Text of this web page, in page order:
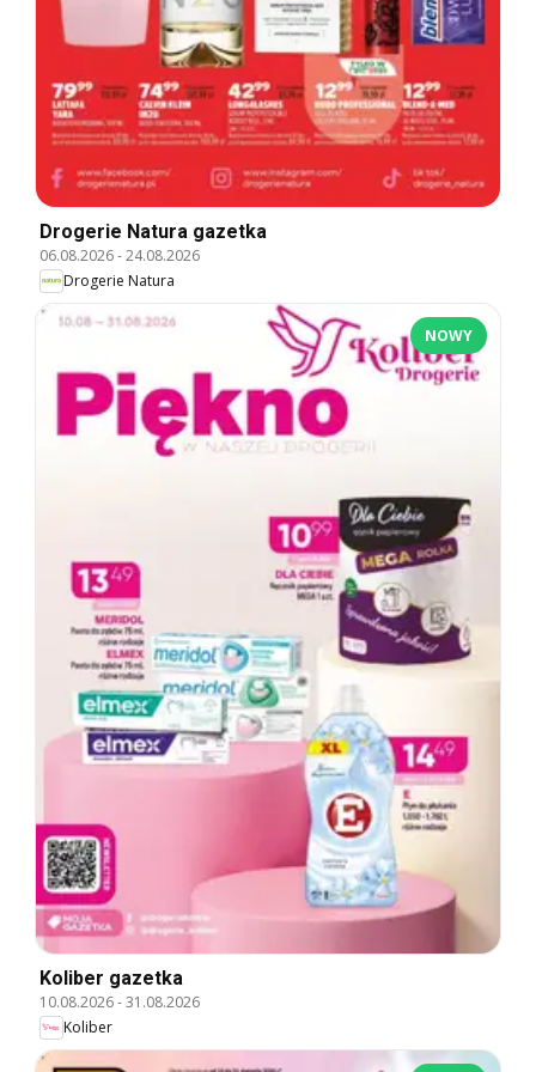
Drogerie Natura gazetka
06.08.2026-24.08.2026
Drogerie Natura
NOWY
Koliber gazetka
10.08.2026-31.08.2026
Koliber